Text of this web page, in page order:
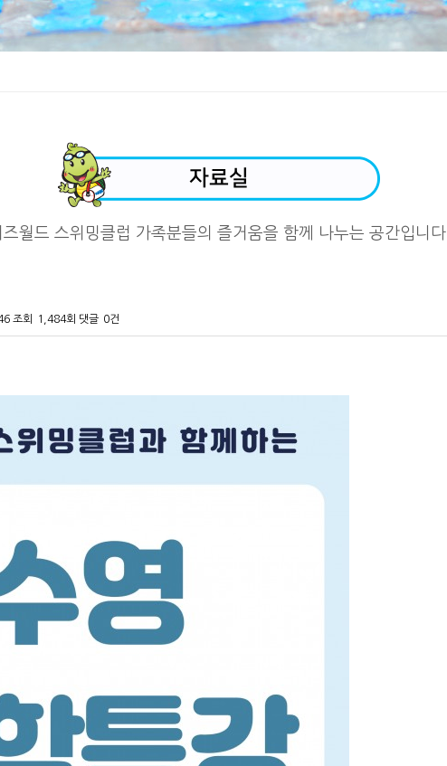
자료실
즈월드 스위밍클럽 가족분들의 즐거움을 함께 나누는 공간입니다.
조회 1,484회 댓글 0건